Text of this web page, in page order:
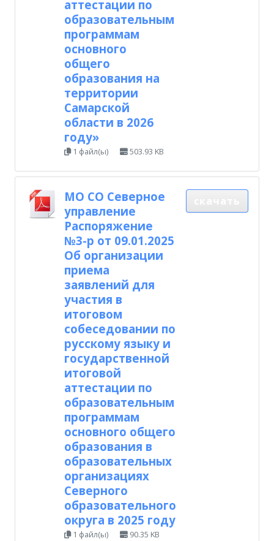
аттестации по
образовательным
программам
основного
общего
образования на
территории
Самарской
области в 2026
году»
1 файл(ы) 503.93 KB
МО СО Северное
управление
Распоряжение
№3-р от 09.01.2025
Об организации
приема
заявлений для
участия в
итоговом
собеседовании по
русскому языку и
государственной
итоговой
аттестации по
образовательным
программам
основного общего
образования в
образовательных
организациях
Северного
образовательного
округа в 2025 году
1 файл(ы) 90.35 KB